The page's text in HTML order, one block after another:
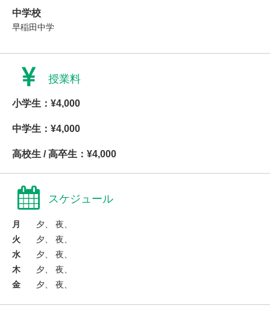
中学校
早稲田中学
授業料
小学生：¥4,000
中学生：¥4,000
高校生 / 高卒生：¥4,000
スケジュール
月
夕、 夜、
火
夕、 夜、
水
夕、 夜、
木
夕、 夜、
金
夕、 夜、